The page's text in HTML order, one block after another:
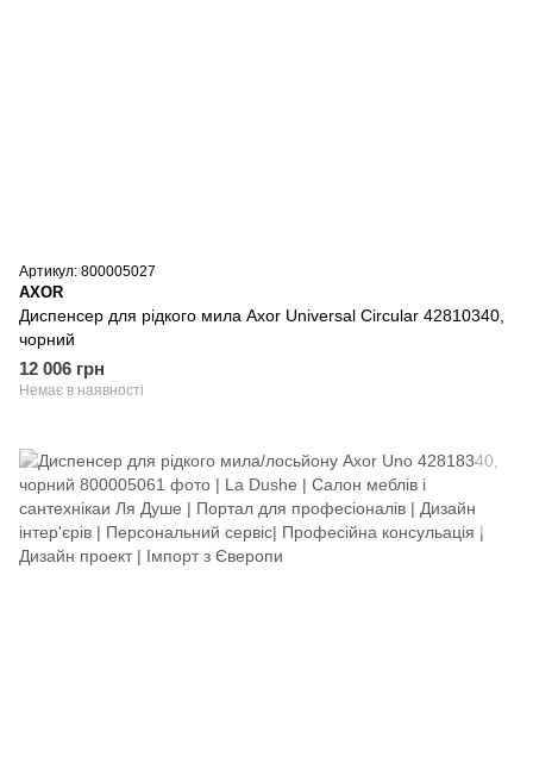
Артикул: 800005027
AXOR
Диспенсер для рідкого мила Axor Universal Circular 42810340,
чорний
12 006 грн
Немає в наявності